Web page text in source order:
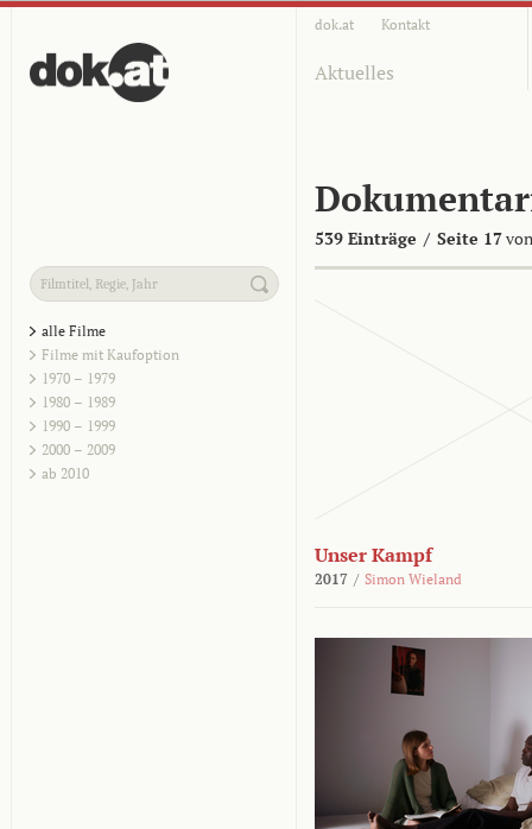
dok.at Kontakt
Aktuelles
539 Einträge / Seite 17
alle Filme
Filme mit Kaufoption
1970 – 1979
1980 – 1989
1990 – 1999
2000 – 2009
ab 2010
Unser Kampf
2017 / Simon Wieland